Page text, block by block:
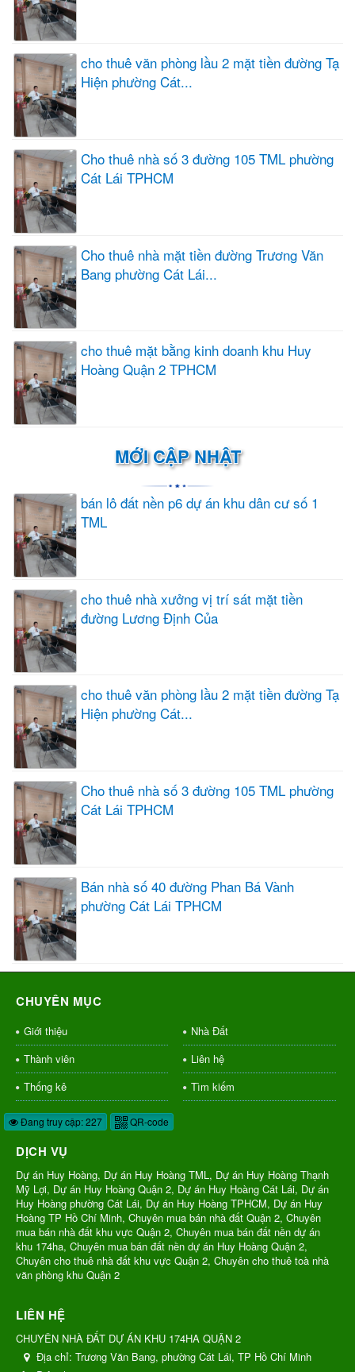
cho thuê văn phòng lầu 2 mặt tiền đường Tạ
Hiện phường Cát...
Cho thuê nhà số 3 đường 105 TML phường
Cát Lái TPHCM
Cho thuê nhà mặt tiền đường Trương Văn
Bang phường Cát Lái...
cho thuê mặt bằng kinh doanh khu Huy
Hoàng Quận 2 TPHCM
MỚI CẬP NHẬT
bán lô đất nền p6 dự án khu dân cư số 1
TML
cho thuê nhà xưởng vị trí sát mặt tiền
đường Lương Định Của
cho thuê văn phòng lầu 2 mặt tiền đường Tạ
Hiện phường Cát...
Cho thuê nhà số 3 đường 105 TML phường
Cát Lái TPHCM
Bán nhà số 40 đường Phan Bá Vành
phường Cát Lái TPHCM
CHUYÊN MỤC
Giới thiệu
Nhà Đất
Thành viên
Liên hệ
Thống kê
Tìm kiếm
Đang truy cập: 227 QR-code
DỊCH VỤ
Dự án Huy Hoàng, Dự án Huy Hoàng TML, Dự án Huy Hoàng Thạnh
Mỹ Lợi, Dự án Huy Hoàng Quận 2, Dự án Huy Hoàng Cát Lái, Dự án
Huy Hoàng phường Cát Lái, Dự án Huy Hoàng TPHCM, Dự án Huy
Hoàng TP Hồ Chí Minh, Chuyên mua bán nhà đất Quận 2, Chuyên
mua bán nhà đất khu vực Quận 2, Chuyên mua bán đất nền dự án
khu 174ha, Chuyên mua bán đất nền dự án Huy Hoàng Quận 2,
Chuyên cho thuê nhà đất khu vực Quận 2, Chuyên cho thuê toà nhà
văn phòng khu Quận 2
LIÊN HỆ
CHUYÊN NHÀ ĐẤT DỰ ÁN KHU 174HA QUẬN 2
Địa chỉ: Trương Văn Bang, phường Cát Lái, TP Hồ Chí Minh